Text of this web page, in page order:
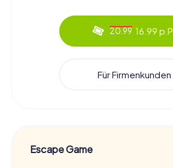
20.99 16.99 p.P.
Für Firmenkunden
Escape Game